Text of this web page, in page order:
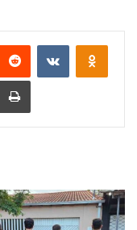
Reddit VK OK
via e-mail Imprimir